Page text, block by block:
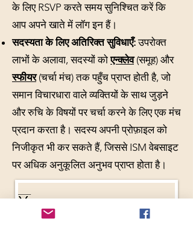
के लिए RSVP करते समय सुनिश्चित करें कि
आप अपने खाते में लॉग इन हैं।
सदस्यता के लिए अतिरिक्त सुविधाएँ:उपरोक्त
लाभों के अलावा, सदस्यों कोएन्क्लेव(समूह) और
स्फीयर(चर्चा मंच) तक पहुँच प्राप्त होती है, जो
समान विचारधारा वाले व्यक्तियों के साथ जुड़ने
और रुचि के विषयों पर चर्चा करने के लिए एक मंच
प्रदान करता है। सदस्य अपनी प्रोफ़ाइल को
निजीकृत भी कर सकते हैं, जिससे ISM वेबसाइट
पर अधिक अनुकूलित अनुभव प्राप्त होता है।